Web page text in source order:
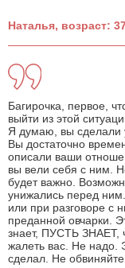
Наталья, возраст:
Багирочка, первое,
выйти из этой
Я думаю, вы сделали
Вы достаточно
описали ваши
вы вели себя с ним.
будет важно.
унижались перед
или при разговоре с
преданной овчарки.
знает, ПУСТЬ ЗНАЕТ,
жалеть вас. Не надо.
сделал. Не